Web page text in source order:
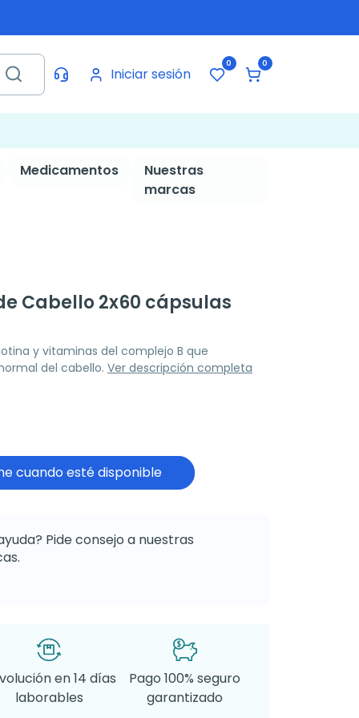
Iniciar sesión
0 0
Medicamentos
Nuestras
marcas
Cabello 2x60 cápsulas
y vitaminas del complejo B que
del cabello. Ver descripción completa
cuando esté disponible
Pide consejo a nuestras
en 14 días
laborables
Pago 100% seguro
garantizado